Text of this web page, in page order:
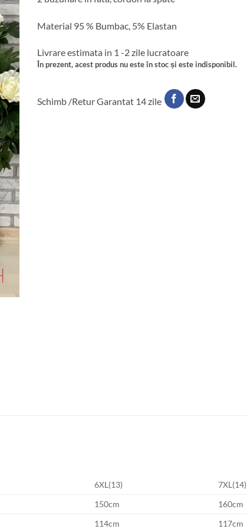
Material 95 % Bumbac, 5% Elastan
Livrare estimata in 1 -2 zile lucratoare
În prezent, acest produs nu este în stoc și este indisponibil.
Schimb /Retur Garantat 14 zile
6XL(13)
7XL(14)
150cm
160cm
114cm 117cm